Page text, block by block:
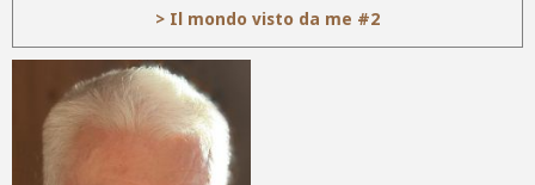
> Il mondo visto da me #2